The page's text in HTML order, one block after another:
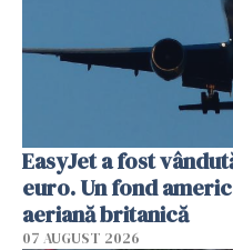
EasyJet a fost
euro. Un fond
aeriană britanică
07 AUGUST 2026